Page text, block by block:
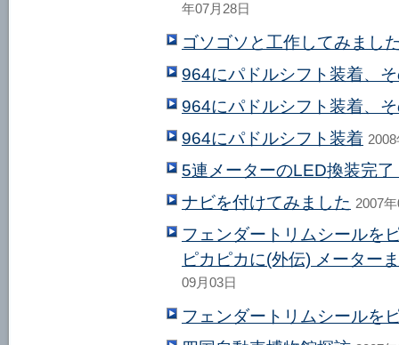
年07月28日
ゴソゴソと工作してみまし
964にパドルシフト装着、
964にパドルシフト装着、
964にパドルシフト装着
5連メーターのLED換装完了
ナビを付けてみました 2007
フェンダートリムシールを
ピカピカに(外伝) メーター
09月03日
フェンダートリムシールを